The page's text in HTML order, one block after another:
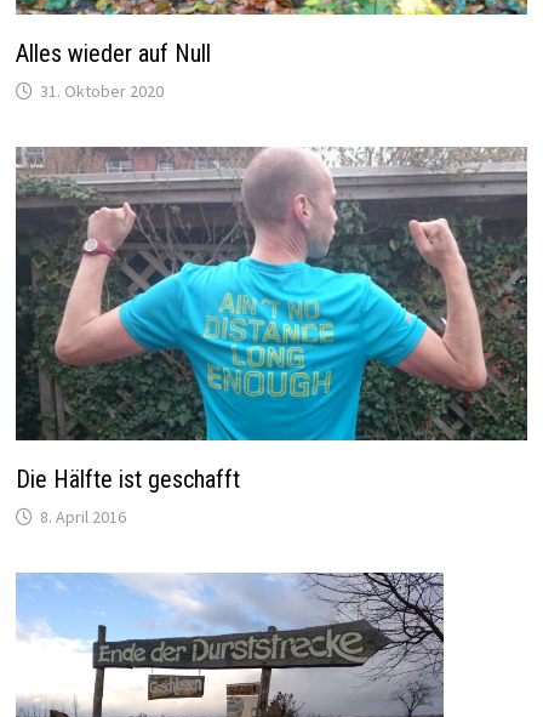
Alles wieder auf Null
31. Oktober 2020
Die Hälfte ist geschafft
8. April 2016